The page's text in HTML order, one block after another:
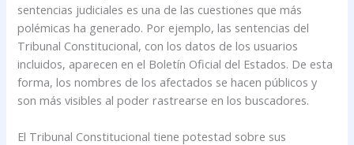
sentencias judiciales es una de las cuestiones que más
polémicas ha generado. Por ejemplo, las sentencias del
Tribunal Constitucional, con los datos de los usuarios
incluidos, aparecen en el Boletín Oficial del Estados. De esta
forma, los nombres de los afectados se hacen públicos y
son más visibles al poder rastrearse en los buscadores.
El Tribunal Constitucional tiene potestad sobre sus